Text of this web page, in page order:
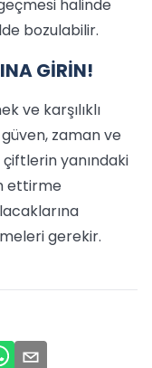
halinde
bozulabilir.
GİRİN!
ve karşılıklı
zaman ve
yanındaki
ettirme
gerekir.